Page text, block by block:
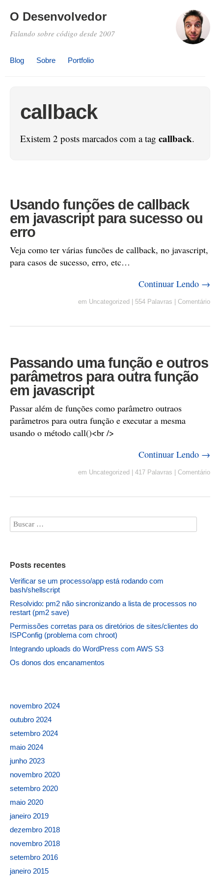
O Desenvolvedor
Falando sobre código desde 2007
Blog Sobre Portfolio
callback
Existem 2 posts marcados com a tag callback.
Usando funções de callback
em javascript para sucesso ou
erro
Veja como ter várias funcões de callback, no javascript,
para casos de sucesso, erro, etc…
Continuar Lendo →
em Uncategorized 554 Palavras Comentário
Passando uma função e outros
parâmetros para outra função
em javascript
Passar além de funções como parâmetro outraos
parâmetros para outra função e executar a mesma
usando o método call()<br />
Continuar Lendo →
em Uncategorized 417 Palavras Comentário
Posts recentes
Verificar se um processo/app está rodando com
bash/shellscript
Resolvido: pm2 não sincronizando a lista de processos no
restart (pm2 save)
Permissões corretas para os diretórios de sites/clientes do
ISPConfig (problema com chroot)
Integrando uploads do WordPress com AWS S3
Os donos dos encanamentos
novembro 2024
outubro 2024
setembro 2024
maio 2024
junho 2023
novembro 2020
setembro 2020
maio 2020
janeiro 2019
dezembro 2018
novembro 2018
setembro 2016
janeiro 2015